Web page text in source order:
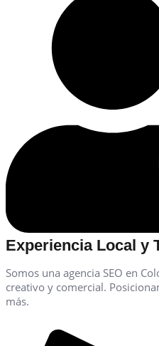
Experiencia Local y
Somos una agencia SEO en
creativo y comercial.
más.